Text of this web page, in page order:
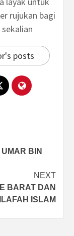
rujukan bagi
posts
BIN
NEXT
BARAT DAN
ISLAM